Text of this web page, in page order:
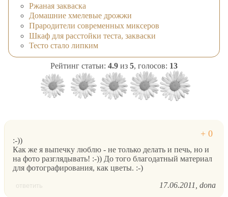
Ржаная закваска
Домашние хмелевые дрожжи
Прародители современных миксеров
Шкаф для расстойки теста, закваски
Тесто стало липким
Рейтинг статьи: 4.9 из 5, голосов: 13
:-))
Как же я выпечку люблю - не только делать и печь, но и
на фото разглядывать! :-)) До того благодатный материал
для фотографирования, как цветы. :-)
ответить 17.06.2011 dona